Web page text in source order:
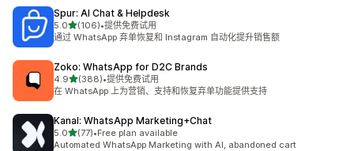
Spur: AI Chat & Helpdesk
5.0星（满分 5 星）
(106)
总共 106 条评论
•提供免费试用
通过 WhatsApp 弃单恢复和 Instagram 自动化提升销售额
Zoko: WhatsApp for D2C Brands
4.9星（满分 5 星）
(388)
总共 388 条评论
•提供免费试用
在 WhatsApp 上为营销、支持和恢复弃单功能提供支持
Kanal: WhatsApp Marketing+Chat
5.0星（满分 5 星）
(77)
总共 77 条评论
•Free plan available
Automated WhatsApp Marketing with AI, abandoned cart